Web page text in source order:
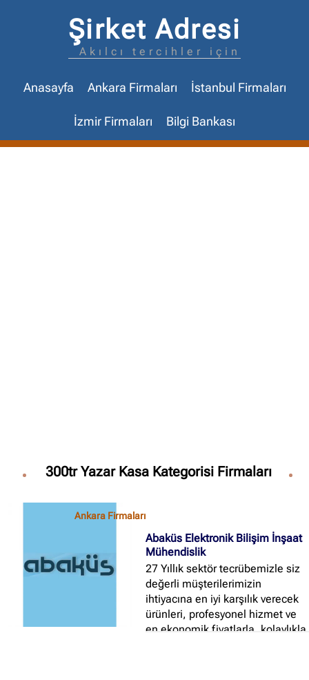
Şirket Adresi
Akılcı tercihler için
Anasayfa Ankara Firmaları İstanbul Firmaları
İzmir Firmaları Bilgi Bankası
300tr Yazar Kasa Kategorisi Firmaları
Ankara Firmaları
Abaküs Elektronik Bilişim İnşaat
Mühendislik
27 Yıllık sektör tecrübemizle siz
değerli müşterilerimizin
ihtiyacına en iyi karşılık verecek
ürünleri, profesyonel hizmet ve
en ekonomik fiyatlarla, kolaylıkla
İstanbul Firmaları(388)
İzmir Firmaları